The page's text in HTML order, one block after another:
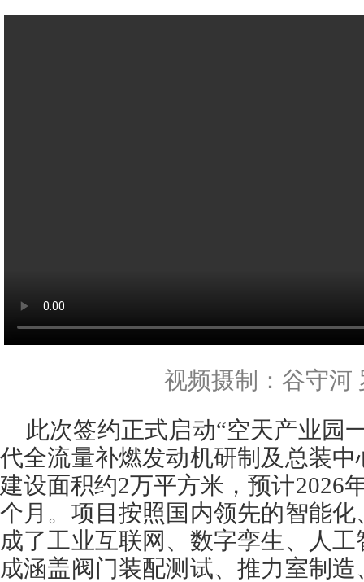
视频摄制：谷守河
此次签约正式启动“空天产业
代全流量补燃发动机研制及总装
建设面积约2万平方米，预计2026
个月。项目按照国内领先的智能
成了工业互联网、数字孪生、人
成涵盖阀门装配测试、推力室制